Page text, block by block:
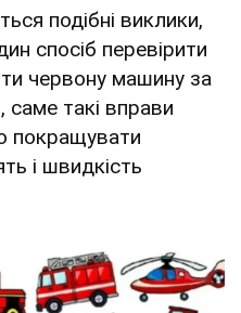
подібні виклики,
спосіб перевірити
червону машину за
такі вправи
покращувати
і швидкість